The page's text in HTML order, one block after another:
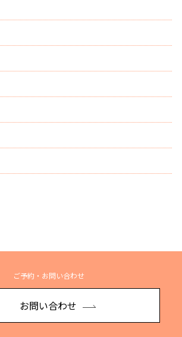
ご予約・お問い合わせ
お問い合わせ